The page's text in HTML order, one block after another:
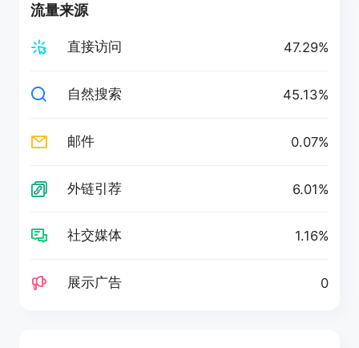
流量来源
直接访问 47.29%
自然搜索 45.13%
邮件 0.07%
外链引荐 6.01%
社交媒体 1.16%
展示广告 0